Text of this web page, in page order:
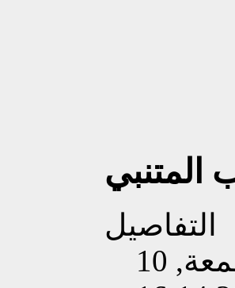
المتنبي
التفاصيل
تم إنشاءه بتاريخ الجمعة, 10